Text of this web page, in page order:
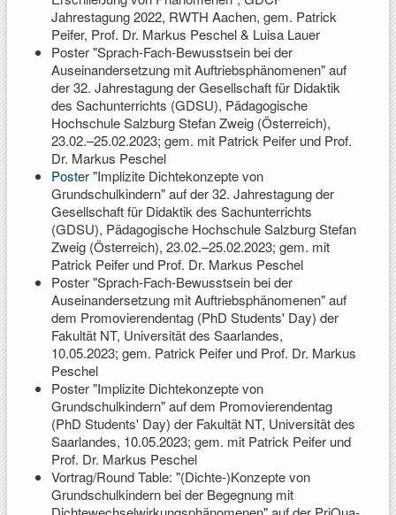
Jahrestagung 2022, RWTH Aachen, gem. Patrick
Peifer, Prof. Dr. Markus Peschel & Luisa Lauer
Poster "Sprach-Fach-Bewusstsein bei der
Auseinandersetzung mit Auftriebsphänomenen" auf
der 32. Jahrestagung der Gesellschaft für Didaktik
des Sachunterrichts (GDSU), Pädagogische
Hochschule Salzburg Stefan Zweig (Österreich),
23.02.–25.02.2023; gem. mit Patrick Peifer und Prof.
Dr. Markus Peschel
Poster"Implizite Dichtekonzepte von
Grundschulkindern" auf der 32. Jahrestagung der
Gesellschaft für Didaktik des Sachunterrichts
(GDSU), Pädagogische Hochschule Salzburg Stefan
Zweig (Österreich), 23.02.–25.02.2023; gem. mit
Patrick Peifer und Prof. Dr. Markus Peschel
Poster "Sprach-Fach-Bewusstsein bei der
Auseinandersetzung mit Auftriebsphänomenen" auf
dem Promovierendentag (PhD Students' Day) der
Fakultät NT, Universität des Saarlandes,
10.05.2023; gem. Patrick Peifer und Prof. Dr. Markus
Peschel
Poster "Implizite Dichtekonzepte von
Grundschulkindern" auf dem Promovierendentag
(PhD Students' Day) der Fakultät NT, Universität des
Saarlandes, 10.05.2023; gem. mit Patrick Peifer und
Prof. Dr. Markus Peschel
Vortrag/Round Table: "(Dichte-)Konzepte von
Grundschulkindern bei der Begegnung mit